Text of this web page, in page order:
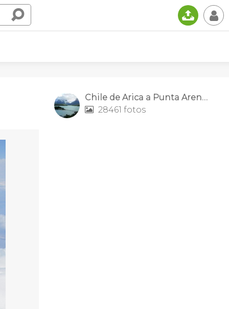
📤 👤
Chile de Arica a Punta Arenas
 28461 fotos